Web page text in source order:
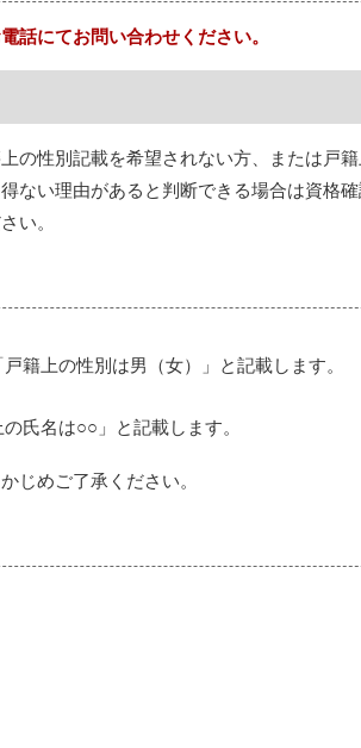
話にてお問い合わせください。
の性別記載を希望されない方、または戸籍
ない理由があると判断できる場合は資格
い。
籍上の性別は男（女）」と記載します。
氏名は○○」と記載します。
じめご了承ください。